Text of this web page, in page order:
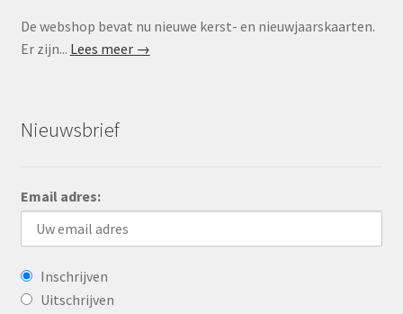
De webshop bevat nu nieuwe kerst- en nieuwjaarskaarten.
Er zijn... Lees meer →
Nieuwsbrief
Email adres:
Inschrijven
Uitschrijven